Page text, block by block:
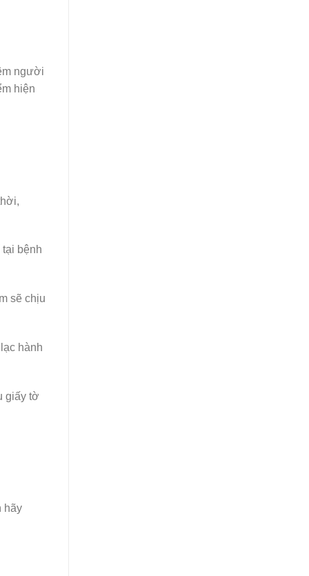
người
hiện
bệnh
sẽ chịu
hành
giấy tờ
hãy